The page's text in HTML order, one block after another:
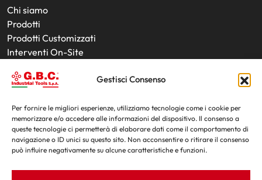
Gestisci Consenso
Per fornire le migliori esperienze, utilizziamo tecnologie come i cookie per
memorizzare e/o accedere alle informazioni del dispositivo. Il consenso a
queste tecnologie ci permetterà di elaborare dati come il comportamento di
navigazione o ID unici su questo sito. Non acconsentire o ritirare il consenso
può influire negativamente su alcune caratteristiche e funzioni.
Chi siamo
Prodotti
Prodotti Customizzati
Interventi On-Site
Noleggio Prodotti
Fiere
Contatti